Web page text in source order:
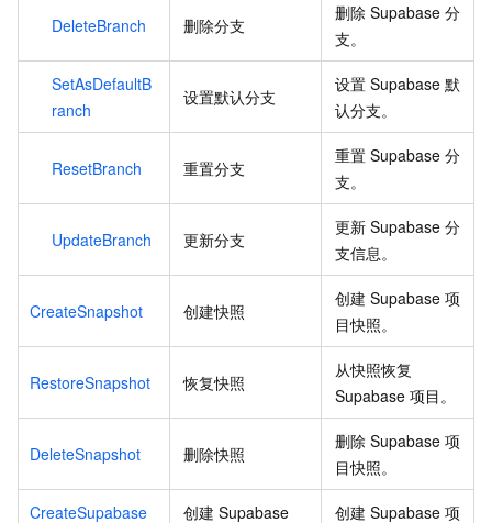
DeleteBranch 删除分支
删除 Supabase 分
支。
SetAsDefaultB
ranch
设置默认分支
设置 Supabase 默
认分支。
ResetBranch 重置分支
重置 Supabase 分
支。
UpdateBranch 更新分支
更新 Supabase 分
支信息。
CreateSnapshot 创建快照
创建 Supabase 项
目快照。
RestoreSnapshot 恢复快照
从快照恢复
Supabase 项目。
DeleteSnapshot 删除快照
删除 Supabase 项
目快照。
CreateSupabase 创建 Supabase 创建 Supabase 项